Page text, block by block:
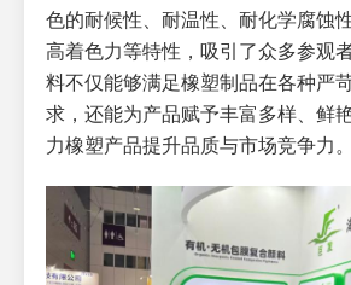
色的耐候性、耐温性、耐化学腐蚀
高着色力等特性，吸引了众多参观
料不仅能够满足橡塑制品在各种严
求，还能为产品赋予丰富多样、鲜
力橡塑产品提升品质与市场竞争力。